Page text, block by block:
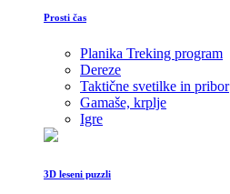
Prosti čas
Planika Treking program
Dereze
Taktične svetilke in pribor
Gamaše, krplje
Igre
3D leseni puzzli